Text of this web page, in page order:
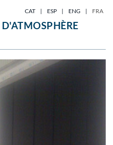
CAT | ESP | ENG | FRA